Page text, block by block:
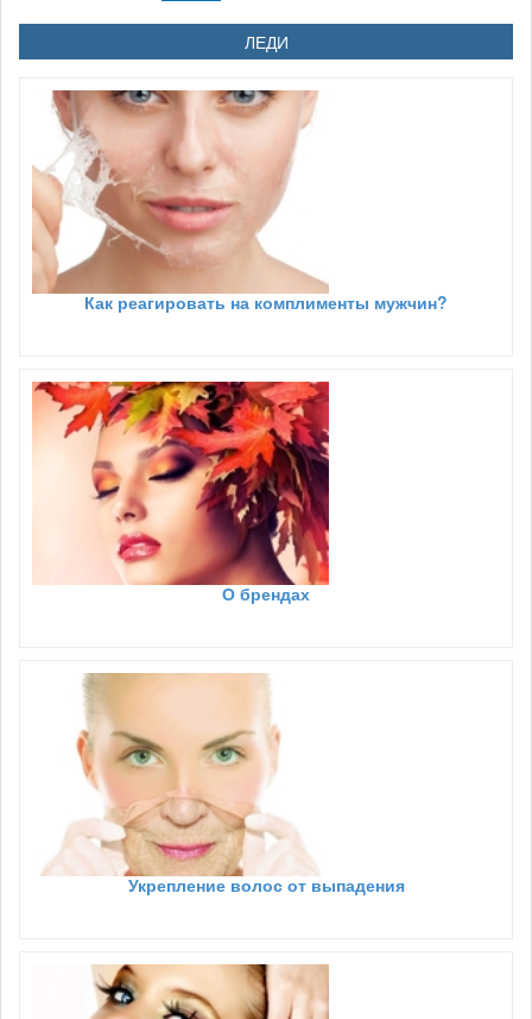
ЛЕДИ
Как реагировать на комплименты мужчин?
О брендах
Укрепление волос от выпадения